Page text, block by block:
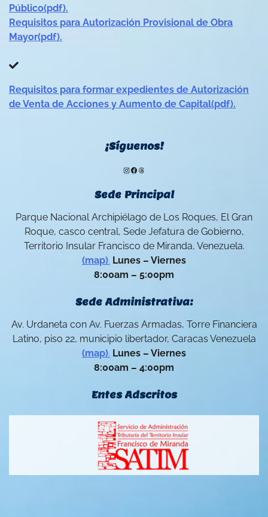
Público(pdf).
Requisitos para Autorización Provisional de Obra
Mayor(pdf).
Requisitos para formar expedientes de Autorización
de Venta de Acciones y Aumento de Capital(pdf).
¡Síguenos!
Instagram
Facebook
Threads
Sede Principal
Parque Nacional Archipiélago de Los Roques, El Gran
Roque, casco central, Sede Jefatura de Gobierno,
Territorio Insular Francisco de Miranda, Venezuela.
(map). Lunes – Viernes
8:00am – 5:00pm
Sede Administrativa:
Av. Urdaneta con Av. Fuerzas Armadas, Torre Financiera
Latino, piso 22, municipio libertador, Caracas Venezuela
(map). Lunes – Viernes
8:00am – 4:00pm
Entes Adscritos